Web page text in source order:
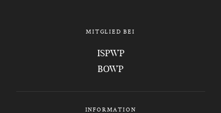
MITGLIED BEI
ISPWP
BOWP
INFORMATION